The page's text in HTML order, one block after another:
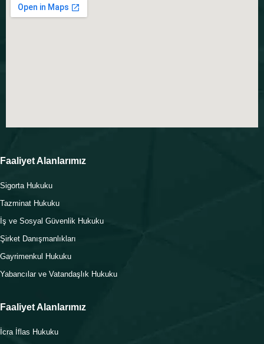
Faaliyet Alanlarımız
Sigorta Hukuku
Tazminat Hukuku
İş ve Sosyal Güvenlik Hukuku
Şirket Danışmanlıkları
Gayrimenkul Hukuku
Yabancılar ve Vatandaşlık Hukuku
Faaliyet Alanlarımız
İcra İflas Hukuku